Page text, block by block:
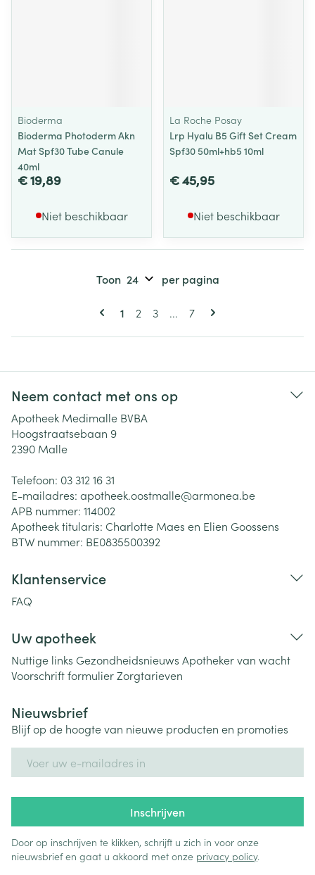
Bioderma
Bioderma Photoderm Akn
Mat Spf30 Tube Canule
40ml
€ 19,89
Niet beschikbaar
La Roche Posay
Lrp Hyalu B5 Gift Set Cream
Spf30 50ml+hb5 10ml
€ 45,95
Niet beschikbaar
Pagina's
U lees momenteel pagina
1 Pagina
2 Pagina
3 ... Pagina
7
Toon per pagina
Neem contact met ons op
Apotheek Medimalle BVBA
Hoogstraatsebaan 9
2390 Malle
Telefoon: 03 312 16 31
E-mailadres: apotheek.oostmalle@armonea.be
APB nummer: 114002
Apotheek titularis: Charlotte Maes en Elien Goossens
BTW nummer: BE0835500392
Klantenservice
FAQ
Uw apotheek
Nuttige links Gezondheidsnieuws Apotheker van wacht
Voorschrift formulierZorgtarieven
Nieuwsbrief
Blijf op de hoogte van nieuwe producten en promoties
Inschrijven
Door op inschrijven te klikken, schrijft u zich in voor onze
nieuwsbrief en gaat u akkoord met onze privacy policy.